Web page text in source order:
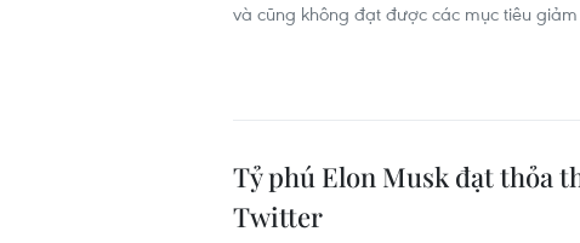
và cũng không đạt được các mục tiêu
Tỷ phú Elon Musk đạt thỏa
Twitter